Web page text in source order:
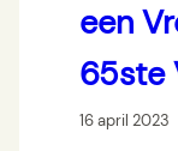
een
65ste
16 april 2023